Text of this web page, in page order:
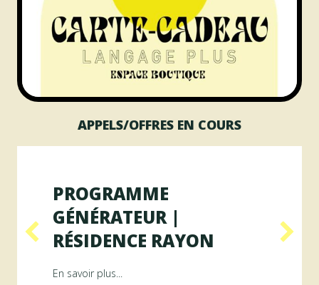
APPELS/OFFRES EN COURS
ArAMiS
PROGRAMME
GÉNÉRATEUR |
RÉSIDENCE RAYON
En savoir plus...